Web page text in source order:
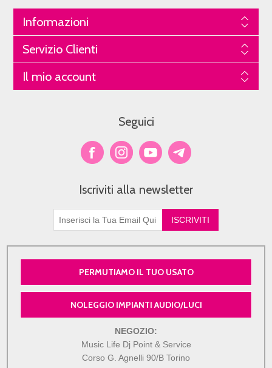
Informazioni
Servizio Clienti
Il mio account
Seguici
Iscriviti alla newsletter
PERMUTIAMO IL TUO USATO
NOLEGGIO IMPIANTI AUDIO/LUCI
NEGOZIO:
Music Life Dj Point & Service
Corso G. Agnelli 90/B Torino